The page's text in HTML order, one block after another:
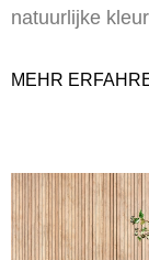
natuurlijke
MEHR